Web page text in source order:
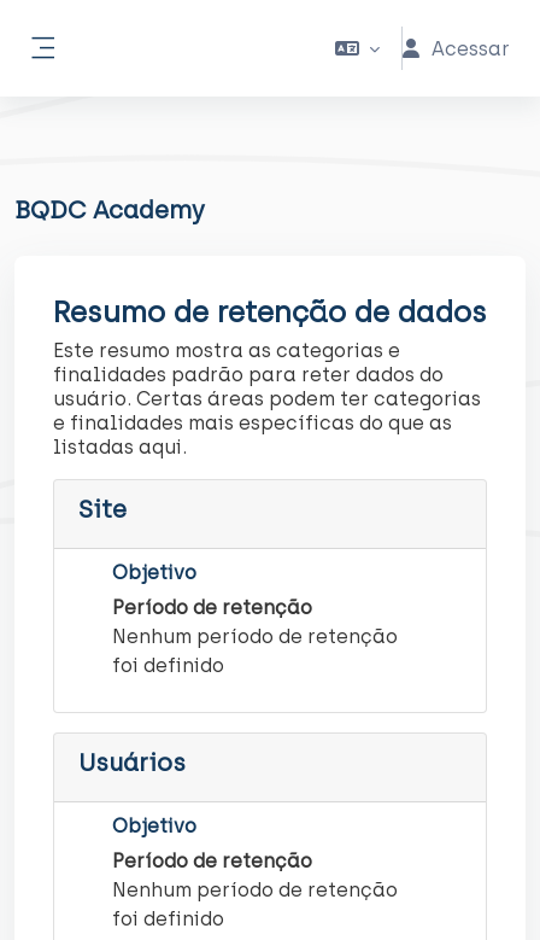
Acessar
BQDC Academy
Resumo de retenção de dados
Este resumo mostra as categorias e
finalidades padrão para reter dados do
usuário. Certas áreas podem ter categorias
e finalidades mais específicas do que as
listadas aqui.
Site
Objetivo
Período de retenção
Nenhum período de retenção
foi definido
Usuários
Objetivo
Período de retenção
Nenhum período de retenção
foi definido